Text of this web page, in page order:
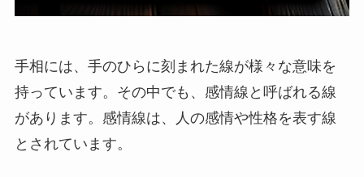
手相には、手のひらに刻まれた線が様々な意味を
持っています。その中でも、感情線と呼ばれる線
があります。感情線は、人の感情や性格を表す線
とされています。